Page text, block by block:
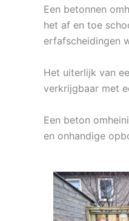
Een betonnen
het af en toe
erfafscheidingen
Het uiterlijk van
verkrijgbaar met
Een beton
en onhandige